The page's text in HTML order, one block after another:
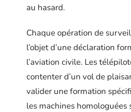
au hasard.
Chaque opération de
l’objet d’une déclaration
l’aviation civile. Les
contenter d’un vol de
valider une formation
les machines homologuées